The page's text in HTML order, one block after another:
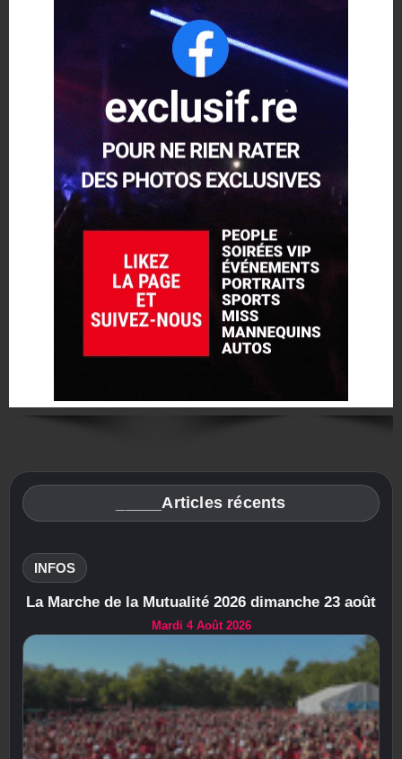
_____Articles récents
INFOS
La Marche de la Mutualité 2026 dimanche 23 août
Mardi 4 Août 2026